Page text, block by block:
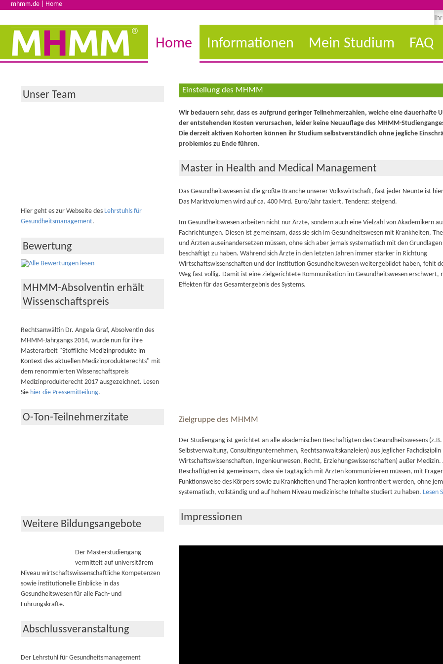
mhmm.de | Home
Home Informationen Mein Studium FAQ
Unser Team
Hier geht es zur Webseite des Lehrstuhls für
Gesundheitsmanagement.
Bewertung
MHMM-Absolventin erhält
Wissenschaftspreis
Rechtsanwältin Dr. Angela Graf, Absolventin des
MHMM-Jahrgangs 2014, wurde nun für ihre
Masterarbeit "Stoffliche Medizinprodukte im
Kontext des aktuellen Medizinprodukterechts" mit
dem renommierten Wissenschaftspreis
Medizinprodukterecht 2017 ausgezeichnet. Lesen
Sie hier die Pressemitteilung.
O-Ton-Teilnehmerzitate
Weitere Bildungsangebote
Der Masterstudiengang
vermittelt auf universitärem
Niveau wirtschafts­wissenschaftliche Kompetenzen
sowie institutionelle Einblicke in das
Gesundheitswesen für alle Fach- und
Führungskräfte.
Abschlussveranstaltung
Der Lehrstuhl für Gesundheitsmanagement
Einstellung des MHMM
Wir bedauern sehr, dass es aufgrund geringer Teilnehmerzahlen, welche eine dauerhafte
der entstehenden Kosten verursachen, leider keine Neuauflage des MHMM-
Die derzeit aktiven Kohorten können ihr Studium selbstverständlich ohne jegliche
problemlos zu Ende führen.
Master in Health and Medical Management
Das Gesundheitswesen ist die größte Branche unserer Volkswirtschaft, fast jeder Neunte ist
Das Marktvolumen wird auf ca. 400 Mrd. Euro/Jahr taxiert, Tendenz: steigend.
Im Gesundheitswesen arbeiten nicht nur Ärzte, sondern auch eine Vielzahl von Akademikern
Fachrichtungen. Diesen ist gemeinsam, dass sie sich im Gesundheitswesen mit Krankheiten,
und Ärzten auseinandersetzen müssen, ohne sich aber jemals systematisch mit den
beschäftigt zu haben. Während sich Ärzte in den letzten Jahren immer stärker in Richtung
Wirtschaftswissenschaften und der Institution Gesundheitswesen weitergebildet haben, fehlt
Weg fast völlig. Damit ist eine zielgerichtete Kommunikation im Gesundheitswesen erschwert,
Effekten für das Gesamtergebnis des Systems.
Zielgruppe des MHMM
Der Studiengang ist gerichtet an alle akademischen Beschäftigten des Gesundheitswesens
Selbstverwaltung, Consultingunternehmen, Rechtsanwaltskanzleien) aus jeglicher Fachdisziplin
Wirtschaftswissenschaften, Ingenieurwesen, Recht, Erziehungswissenschaften) außer Medizin.
Beschäftigten ist gemeinsam, dass sie tagtäglich mit Ärzten kommunizieren müssen, mit
Funktionsweise des Körpers sowie zu Krankheiten und Therapien konfrontiert werden, ohne
systematisch, vollständig und auf hohem Niveau medizinische Inhalte studiert zu haben. Lesen
Impressionen